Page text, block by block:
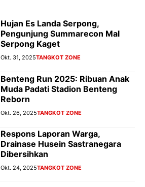
Hujan Es Landa Serpong,
Pengunjung Summarecon Mal
Serpong Kaget
Okt. 31, 2025TANGKOT ZONE
Benteng Run 2025: Ribuan Anak
Muda Padati Stadion Benteng
Reborn
Okt. 26, 2025TANGKOT ZONE
Respons Laporan Warga,
Drainase Husein Sastranegara
Dibersihkan
Okt. 24, 2025TANGKOT ZONE